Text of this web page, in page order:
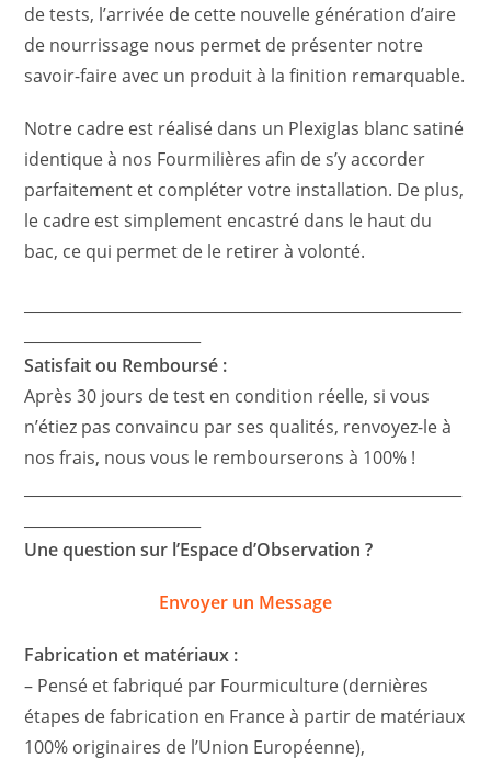
de tests, l’arrivée de cette nouvelle génération d’aire
de nourrissage nous permet de présenter notre
savoir-faire avec un produit à la finition remarquable.
Notre cadre est réalisé dans un Plexiglas blanc satiné
identique à nos Fourmilières afin de s’y accorder
parfaitement et compléter votre installation. De plus,
le cadre est simplement encastré dans le haut du
bac, ce qui permet de le retirer à volonté.
Satisfait ou Remboursé :
Après 30 jours de test en condition réelle, si vous
n’étiez pas convaincu par ses qualités, renvoyez-le à
nos frais, nous vous le rembourserons à 100% !
Une question sur l’Espace d’Observation ?
Envoyer un Message
Fabrication et matériaux :
– Pensé et fabriqué par Fourmiculture (dernières
étapes de fabrication en France à partir de matériaux
100% originaires de l’Union Européenne),